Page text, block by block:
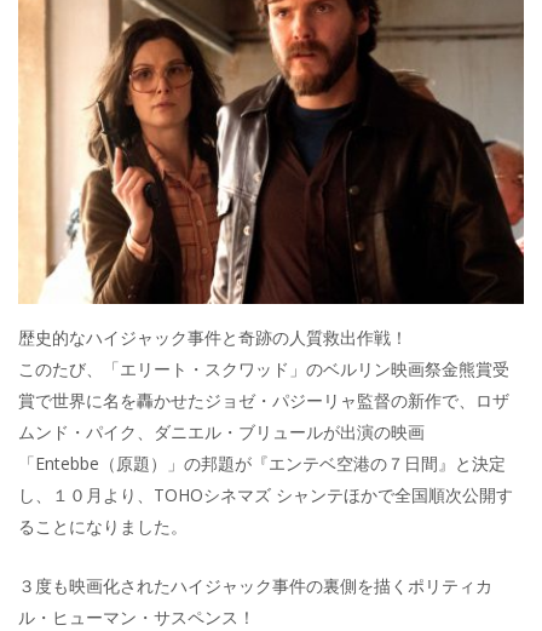
歴史的なハイジャック事件と奇跡の人質救出作戦！
このたび、「エリート・スクワッド」のベルリン映画祭金熊賞受
賞で世界に名を轟かせたジョゼ・パジーリャ監督の新作で、ロザ
ムンド・パイク、ダニエル・ブリュールが出演の映画
「Entebbe（原題）」の邦題が『エンテベ空港の７日間』と決定
し、１０月より、TOHOシネマズ シャンテほかで全国順次公開す
ることになりました。
３度も映画化されたハイジャック事件の裏側を描くポリティカ
ル・ヒューマン・サスペンス！